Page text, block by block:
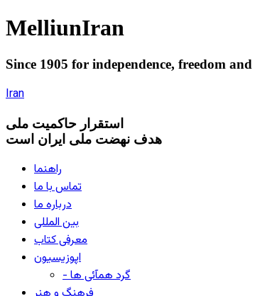
MelliunIran
Since 1905 for independence, freedom and
Iran
استقرار حاکميت ملی
هدف نهضت ملی ایران است
راهنما
تماس با ما
درباره ما
بین المللی
معرفی کتاب
اپوزیسیون
- گرد همآئی ها